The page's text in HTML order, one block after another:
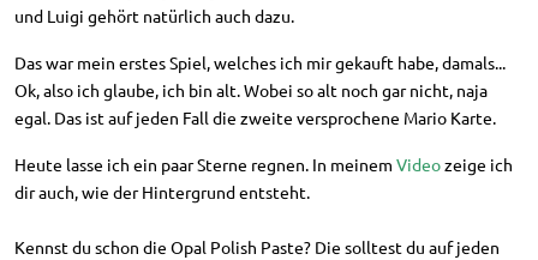
und Luigi gehört natürlich auch dazu.
Das war mein erstes Spiel, welches ich mir gekauft habe, damals...
Ok, also ich glaube, ich bin alt. Wobei so alt noch gar nicht, naja
egal. Das ist auf jeden Fall die zweite versprochene Mario Karte.
Heute lasse ich ein paar Sterne regnen. In meinem Videozeige ich
dir auch, wie der Hintergrund entsteht.
Kennst du schon die Opal Polish Paste? Die solltest du auf jeden